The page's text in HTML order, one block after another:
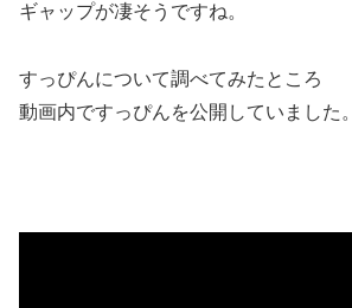
ギャップが凄そうですね。
すっぴんについて調べてみたところ
動画内ですっぴんを公開していました。